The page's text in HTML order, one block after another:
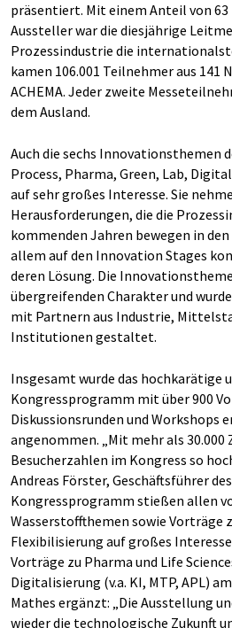
präsentiert. Mit einem Anteil von
Aussteller war die diesjährige
Prozessindustrie die
kamen 106.001 Teilnehmer aus 141
ACHEMA. Jeder zweite
dem Ausland.
Auch die sechs Innovationsthemen
Process, Pharma, Green, Lab,
auf sehr großes Interesse. Sie
Herausforderungen, die die
kommenden Jahren bewegen in
allem auf den Innovation Stages
deren Lösung. Die
übergreifenden Charakter und
mit Partnern aus Industrie,
Institutionen gestaltet.
Insgesamt wurde das hochkarätige
Kongressprogramm mit über 900
Diskussionsrunden und Workshops
angenommen. „Mit mehr als 30.000
Besucherzahlen im Kongress so
Andreas Förster, Geschäftsführer des
Kongressprogramm stießen allen
Wasserstoffthemen sowie Vorträge
Flexibilisierung auf großes
Vorträge zu Pharma und Life
Digitalisierung (v.a. KI, MTP, APL)
Mathes ergänzt: „Die Ausstellung
wieder die technologische Zukunft